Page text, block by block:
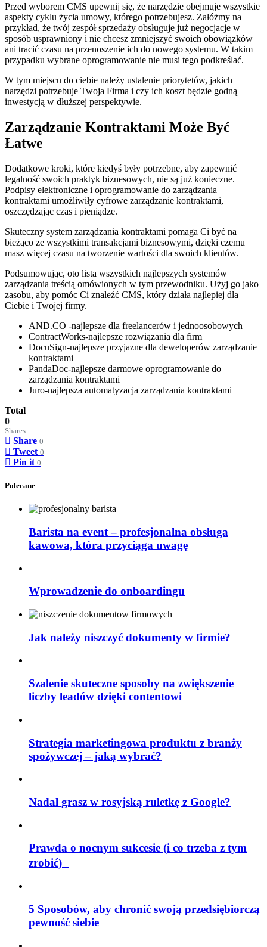
Przed wyborem CMS upewnij się, że narzędzie obejmuje wszystkie
aspekty cyklu życia umowy, którego potrzebujesz. Załóżmy na
przykład, że twój zespół sprzedaży obsługuje już negocjacje w
sposób usprawniony i nie chcesz zmniejszyć swoich obowiązków
ani tracić czasu na przenoszenie ich do nowego systemu. W takim
przypadku wybrane oprogramowanie nie musi tego podkreślać.
W tym miejscu do ciebie należy ustalenie priorytetów, jakich
narzędzi potrzebuje Twoja Firma i czy ich koszt będzie godną
inwestycją w dłuższej perspektywie.
Zarządzanie Kontraktami Może Być
Łatwe
Dodatkowe kroki, które kiedyś były potrzebne, aby zapewnić
legalność swoich praktyk biznesowych, nie są już konieczne.
Podpisy elektroniczne i oprogramowanie do zarządzania
kontraktami umożliwiły cyfrowe zarządzanie kontraktami,
oszczędzając czas i pieniądze.
Skuteczny system zarządzania kontraktami pomaga Ci być na
bieżąco ze wszystkimi transakcjami biznesowymi, dzięki czemu
masz więcej czasu na tworzenie wartości dla swoich klientów.
Podsumowując, oto lista wszystkich najlepszych systemów
zarządzania treścią omówionych w tym przewodniku. Użyj go jako
zasobu, aby pomóc Ci znaleźć CMS, który działa najlepiej dla
Ciebie i Twojej firmy.
AND.CO -najlepsze dla freelancerów i jednoosobowych
ContractWorks-najlepsze rozwiązania dla firm
DocuSign-najlepsze przyjazne dla deweloperów zarządzanie
kontraktami
PandaDoc-najlepsze darmowe oprogramowanie do
zarządzania kontraktami
Juro-najlepsza automatyzacja zarządzania kontraktami
Total
0
Shares
Share 0
Tweet 0
Pin it 0
Polecane
Barista na event – profesjonalna obsługa
kawowa, która przyciąga uwagę
Wprowadzenie do onboardingu
Jak należy niszczyć dokumenty w firmie?
Szalenie skuteczne sposoby na zwiększenie
liczby leadów dzięki contentowi
Strategia marketingowa produktu z branży
spożywczej – jaką wybrać?
Nadal grasz w rosyjską ruletkę z Google?
Prawda o nocnym sukcesie (i co trzeba z tym
zrobić)
5 Sposobów, aby chronić swoją przedsiębiorczą
pewność siebie